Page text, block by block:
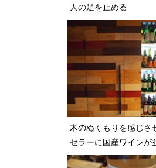
人の足を止める
木のぬくもりを感じさ
セラーに国産ワインが